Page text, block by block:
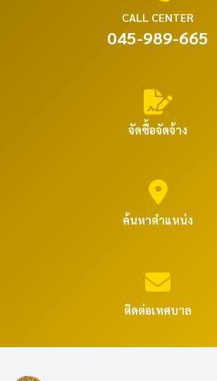
CALL CENTER
045-989-665
จัดซื้อจัดจ้าง
ค้นหาตำแหน่ง
ติดต่อเทศบาล